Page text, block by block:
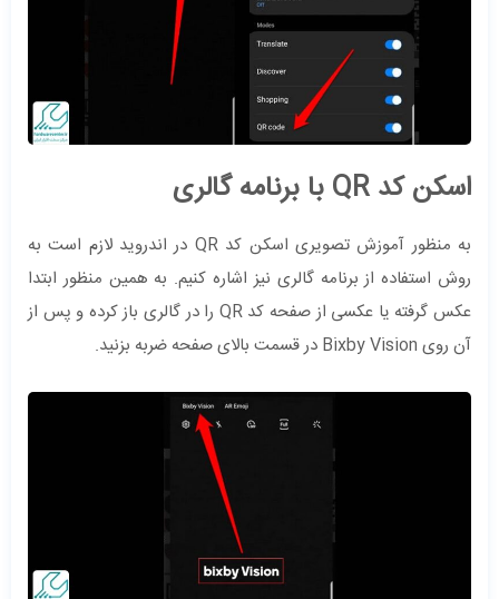
اسکن کد QR با برنامه گالری
به منظور آموزش تصویری اسکن کد QR در اندروید لازم است به
روش استفاده از برنامه گالری نیز اشاره کنیم. به همین منظور ابتدا
عکس گرفته یا عکسی از صفحه کد QR را در گالری باز کرده و پس از
آن روی Bixby Vision در قسمت بالای صفحه ضربه بزنید.